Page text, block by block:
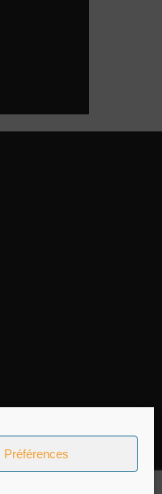
Préférences